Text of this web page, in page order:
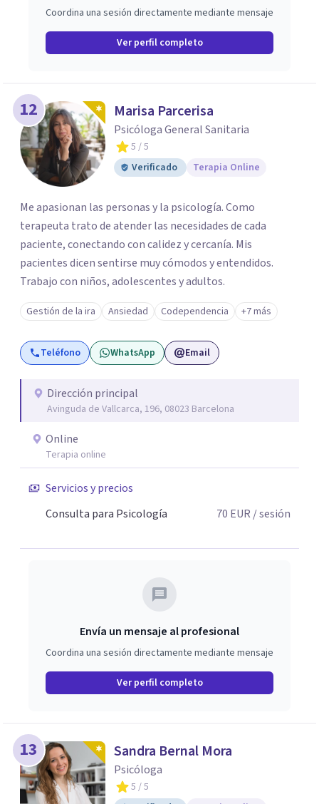
Coordina una sesión directamente mediante mensaje
Ver perfil completo
12 Marisa Parcerisa
Psicóloga General Sanitaria
5 / 5
Verificado
Terapia Online
Me apasionan las personas y la psicología. Como
terapeuta trato de atender las necesidades de cada
paciente, conectando con calidez y cercanía. Mis
pacientes dicen sentirse muy cómodos y entendidos.
Trabajo con niños, adolescentes y adultos.
Gestión de la ira Ansiedad Codependencia +7 más
Teléfono WhatsApp Email
Dirección principal
Avinguda de Vallcarca, 196, 08023 Barcelona
Online
Terapia online
Servicios y precios
Consulta para Psicología
70 EUR / sesión
Envía un mensaje al profesional
Coordina una sesión directamente mediante mensaje
Ver perfil completo
13 Sandra Bernal Mora
Psicóloga
5 / 5